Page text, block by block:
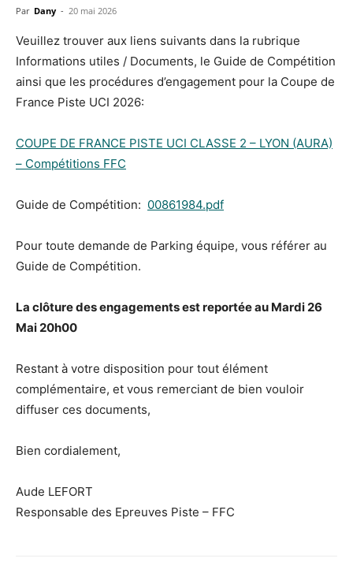
Par Dany - 20 mai 2026
Veuillez trouver aux liens suivants dans la rubrique
Informations utiles / Documents, le Guide de Compétition
ainsi que les procédures d’engagement pour la Coupe de
France Piste UCI 2026:
COUPE DE FRANCE PISTE UCI CLASSE 2 – LYON (AURA)
– Compétitions FFC
Guide de Compétition: 00861984.pdf
Pour toute demande de Parking équipe, vous référer au
Guide de Compétition.
La clôture des engagements est reportée au Mardi 26
Mai 20h00
Restant à votre disposition pour tout élément
complémentaire, et vous remerciant de bien vouloir
diffuser ces documents,
Bien cordialement,
Aude LEFORT
Responsable des Epreuves Piste – FFC